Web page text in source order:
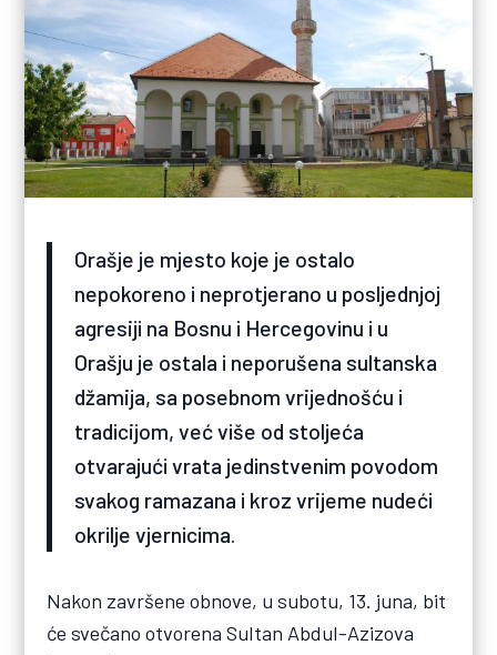
Orašje je mjesto koje je ostalo
nepokoreno i neprotjerano u posljednjoj
agresiji na Bosnu i Hercegovinu i u
Orašju je ostala i neporušena sultanska
džamija, sa posebnom vrijednošću i
tradicijom, već više od stoljeća
otvarajući vrata jedinstvenim povodom
svakog ramazana i kroz vrijeme nudeći
okrilje vjernicima.
Nakon završene obnove, u subotu, 13. juna, bit
će svečano otvorena Sultan Abdul-Azizova